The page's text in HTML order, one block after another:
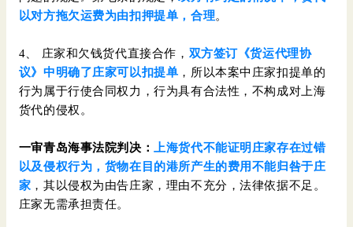
以对方拖欠运费为由扣押提单，合理。
4、 庄家和欠钱货代直接合作， 双方签订《货运代理协
议》中明确了庄家可以扣提单 ，所以本案中庄家扣提单的
行为属于行使合同权力，行为具有合法性，不构成对上海
货代的侵权。
一审青岛海事法院判决：
上海货代不能证明庄家存在过错
以及侵权行为，货物在目的港所产生的费用不能归咎于庄
家 ，其以侵权为由告庄家，理由不充分，法律依据不足。
庄家无需承担责任。